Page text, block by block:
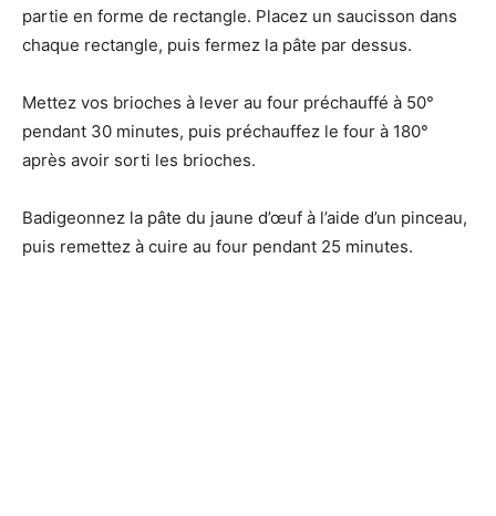
partie en forme de rectangle. Placez un saucisson dans
chaque rectangle, puis fermez la pâte par dessus.
Mettez vos brioches à lever au four préchauffé à 50°
pendant 30 minutes, puis préchauffez le four à 180°
après avoir sorti les brioches.
Badigeonnez la pâte du jaune d’œuf à l’aide d’un pinceau,
puis remettez à cuire au four pendant 25 minutes.